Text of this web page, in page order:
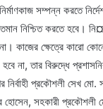
সম্পন্ন করতে
নিশ্চিত করতে হবে।
কাজের ক্ষেত্রে কারো
না, তার বিরুদ্ধে
নির্বাহী প্রকৌশলী সেখ
হোসেন, সহকারী প্রকৌশলী